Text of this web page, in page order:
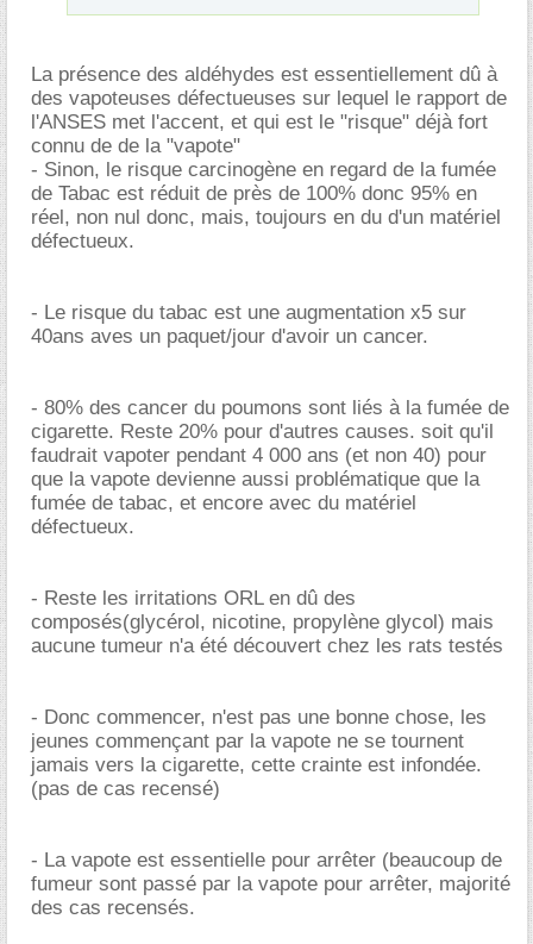
La présence des aldéhydes est essentiellement dû à
des vapoteuses défectueuses sur lequel le rapport de
l'ANSES met l'accent, et qui est le "risque" déjà fort
connu de de la "vapote"
- Sinon, le risque carcinogène en regard de la fumée
de Tabac est réduit de près de 100% donc 95% en
réel, non nul donc, mais, toujours en du d'un matériel
défectueux.
- Le risque du tabac est une augmentation x5 sur
40ans aves un paquet/jour d'avoir un cancer.
- 80% des cancer du poumons sont liés à la fumée de
cigarette. Reste 20% pour d'autres causes. soit qu'il
faudrait vapoter pendant 4 000 ans (et non 40) pour
que la vapote devienne aussi problématique que la
fumée de tabac, et encore avec du matériel
défectueux.
- Reste les irritations ORL en dû des
composés(glycérol, nicotine, propylène glycol) mais
aucune tumeur n'a été découvert chez les rats testés
- Donc commencer, n'est pas une bonne chose, les
jeunes commençant par la vapote ne se tournent
jamais vers la cigarette, cette crainte est infondée.
(pas de cas recensé)
- La vapote est essentielle pour arrêter (beaucoup de
fumeur sont passé par la vapote pour arrêter, majorité
des cas recensés.